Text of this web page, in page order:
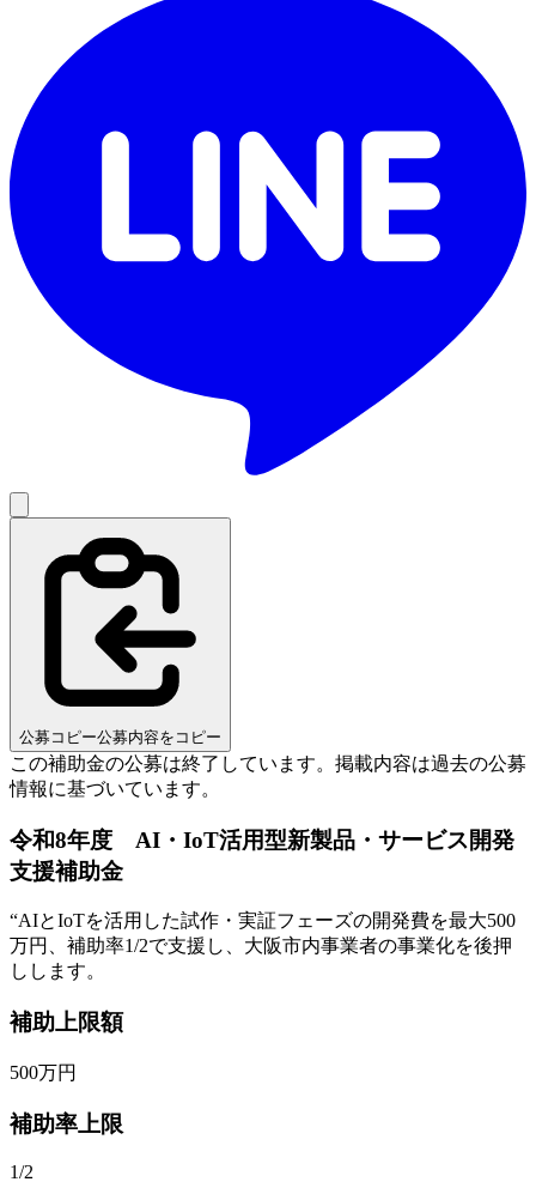
公募コピー公募内容をコピー
この補助金の公募は終了しています。 掲載内容は過去の公募
情報に基づいています。
令和8年度 AI・IoT活用型新製品・サービス開発
支援補助金
“AIとIoTを活用した試作・実証フェーズの開発費を最大500
万円、補助率1/2で支援し、大阪市内事業者の事業化を後押
しします。
補助上限額
500万円
補助率上限
1/2